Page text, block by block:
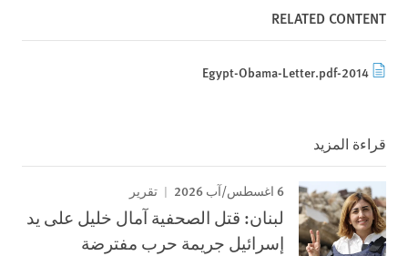
RELATED CONTENT
2014-Egypt-Obama-Letter.pdf
قراءة المزيد
6 اغسطس/آب 2026 تقرير
لبنان: قتل الصحفية آمال خليل على يد
إسرائيل جريمة حرب مفترضة